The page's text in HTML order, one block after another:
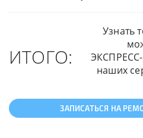
ИТОГО:
Узнать
ЭКСПРЕСС-
наших
ЗАПИСАТЬСЯ НА